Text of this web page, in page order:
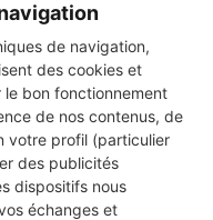
de navigation,
des cookies et
le bon fonctionnement
de nos contenus, de
votre profil (particulier
des publicités
dispositifs nous
échanges et
de notre réseau de 5 000
DEVIS